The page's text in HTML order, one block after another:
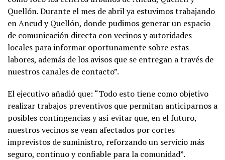
Quellón. Durante el mes de abril ya estuvimos trabajando
en Ancud y Quellón, donde pudimos generar un espacio
de comunicación directa con vecinos y autoridades
locales para informar oportunamente sobre estas
labores, además de los avisos que se entregan a través de
nuestros canales de contacto”.
El ejecutivo añadió que: “Todo esto tiene como objetivo
realizar trabajos preventivos que permitan anticiparnos a
posibles contingencias y así evitar que, en el futuro,
nuestros vecinos se vean afectados por cortes
imprevistos de suministro, reforzando un servicio más
seguro, continuo y confiable para la comunidad”.